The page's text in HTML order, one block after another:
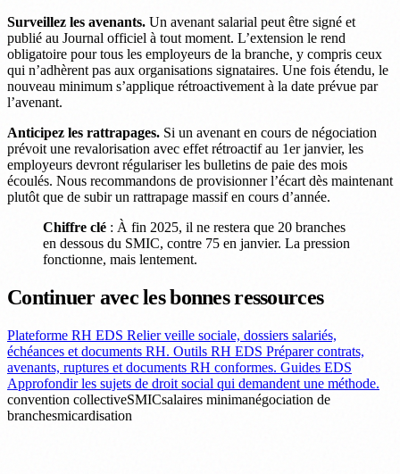
Surveillez les avenants. Un avenant salarial peut être signé et
publié au Journal officiel à tout moment. L’extension le rend
obligatoire pour tous les employeurs de la branche, y compris ceux
qui n’adhèrent pas aux organisations signataires. Une fois étendu, le
nouveau minimum s’applique rétroactivement à la date prévue par
l’avenant.
Anticipez les rattrapages. Si un avenant en cours de négociation
prévoit une revalorisation avec effet rétroactif au 1er janvier, les
employeurs devront régulariser les bulletins de paie des mois
écoulés. Nous recommandons de provisionner l’écart dès maintenant
plutôt que de subir un rattrapage massif en cours d’année.
Chiffre clé : À fin 2025, il ne restera que 20 branches
en dessous du SMIC, contre 75 en janvier. La pression
fonctionne, mais lentement.
Continuer avec les bonnes ressources
Plateforme RH EDS Relier veille sociale, dossiers salariés,
échéances et documents RH. Outils RH EDS Préparer contrats,
avenants, ruptures et documents RH conformes. Guides EDS
Approfondir les sujets de droit social qui demandent une méthode.
convention collectiveSMICsalaires minimanégociation de
branchesmicardisation